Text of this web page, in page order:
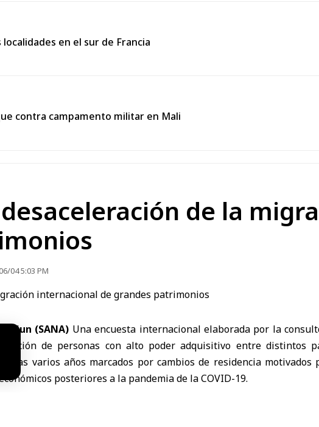
en el sur de Francia
contra campamento militar en Mali
de la
04 5:03 PM
4 jun (SANA) Una encuesta internacional elaborada por la
de personas con alto poder adquisitivo entre distintos
tras varios años marcados por cambios de residencia
posteriores a la pandemia de la COVID-19.